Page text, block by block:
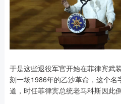
于是这些退役军官开始在菲律宾武
刻一场1986年的乙沙革命，这个名
道，时任菲律宾总统老马科斯因此